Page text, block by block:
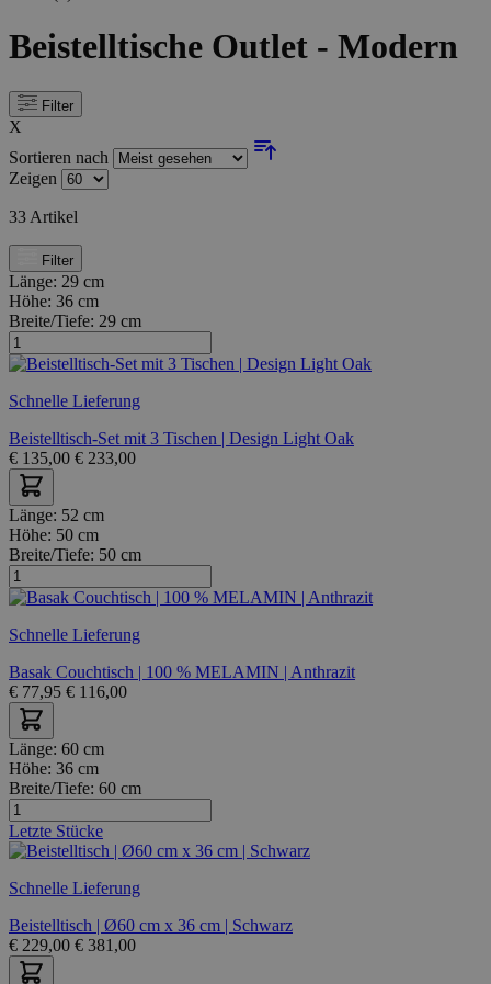
Beistelltische Outlet - Modern
Filter
X
Sortieren nach
Zeigen
33 Artikel
Filter
Länge: 29 cm
Höhe: 36 cm
Breite/Tiefe: 29 cm
Schnelle Lieferung
Beistelltisch-Set mit 3 Tischen | Design Light Oak
€ 135,00 € 233,00
Länge: 52 cm
Höhe: 50 cm
Breite/Tiefe: 50 cm
Schnelle Lieferung
Basak Couchtisch | 100 % MELAMIN | Anthrazit
€ 77,95 € 116,00
Länge: 60 cm
Höhe: 36 cm
Breite/Tiefe: 60 cm
Letzte Stücke
Schnelle Lieferung
Beistelltisch | Ø60 cm x 36 cm | Schwarz
€ 229,00 € 381,00